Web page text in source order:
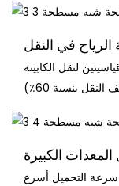
في النقل
لنقل الكابينة
المعدات الكبيرة
سرعة التحميل أسرع